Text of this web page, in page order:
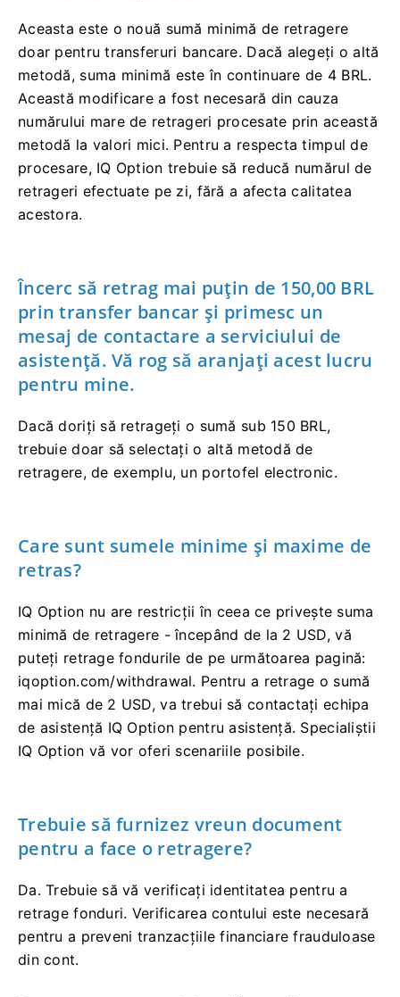
Aceasta este o nouă sumă minimă de retragere
doar pentru transferuri bancare. Dacă alegeți o altă
metodă, suma minimă este în continuare de 4 BRL.
Această modificare a fost necesară din cauza
numărului mare de retrageri procesate prin această
metodă la valori mici. Pentru a respecta timpul de
procesare, IQ Option trebuie să reducă numărul de
retrageri efectuate pe zi, fără a afecta calitatea
acestora.
Încerc să retrag mai puțin de 150,00 BRL
prin transfer bancar și primesc un
mesaj de contactare a serviciului de
asistență. Vă rog să aranjați acest lucru
pentru mine.
Dacă doriți să retrageți o sumă sub 150 BRL,
trebuie doar să selectați o altă metodă de
retragere, de exemplu, un portofel electronic.
Care sunt sumele minime și maxime de
retras?
IQ Option nu are restricții în ceea ce privește suma
minimă de retragere - începând de la 2 USD, vă
puteți retrage fondurile de pe următoarea pagină:
iqoption.com/withdrawal. Pentru a retrage o sumă
mai mică de 2 USD, va trebui să contactați echipa
de asistență IQ Option pentru asistență. Specialiștii
IQ Option vă vor oferi scenariile posibile.
Trebuie să furnizez vreun document
pentru a face o retragere?
Da. Trebuie să vă verificați identitatea pentru a
retrage fonduri. Verificarea contului este necesară
pentru a preveni tranzacțiile financiare frauduloase
din cont.